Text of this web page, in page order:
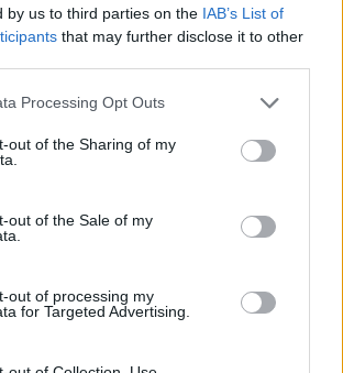
by us to third parties on the IAB’s List of
that may further disclose it to other
website/app uses one or more Google
visit or usage behaviour. You may click to
to Google and its third-party tags to
below specified purposes in below Google
Processing Opt Outs
out of the Sharing of my
out of the Sale of my
out of processing my
for Targeted Advertising.
vagy bedörzsölőként
és szorgalmazza a váladék